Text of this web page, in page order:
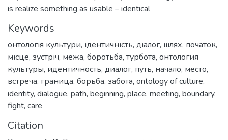
is realize something as usable – identical
Keywords
онтологія культури, ідентичність, діалог, шлях, початок,
місце, зустріч, межа, боротьба, турбота, онтология
культуры, идентичность, диалог, путь, начало, место,
встреча, граница, борьба, забота, ontology of culture,
identity, dialogue, path, beginning, place, meeting, boundary,
fight, care
Citation